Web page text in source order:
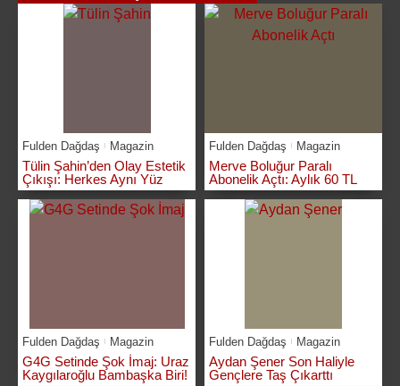
Fulden Dağdaş Magazin
Tülin Şahin’den Olay Estetik
Çıkışı: Herkes Aynı Yüz
Fulden Dağdaş Magazin
Merve Boluğur Paralı
Abonelik Açtı: Aylık 60 TL
Fulden Dağdaş Magazin
G4G Setinde Şok İmaj: Uraz
Kaygılaroğlu Bambaşka Biri!
Fulden Dağdaş Magazin
Aydan Şener Son Haliyle
Gençlere Taş Çıkarttı